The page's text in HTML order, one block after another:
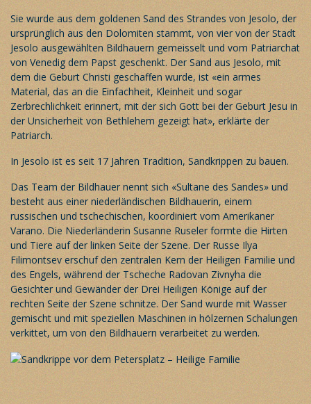
Sie wurde aus dem goldenen Sand des Strandes von Jesolo, der
ursprünglich aus den Dolomiten stammt, von vier von der Stadt
Jesolo ausgewählten Bildhauern gemeisselt und vom Patriarchat
von Venedig dem Papst geschenkt. Der Sand aus Jesolo, mit
dem die Geburt Christi geschaffen wurde, ist «ein armes
Material, das an die Einfachheit, Kleinheit und sogar
Zerbrechlichkeit erinnert, mit der sich Gott bei der Geburt Jesu in
der Unsicherheit von Bethlehem gezeigt hat», erklärte der
Patriarch.
In Jesolo ist es seit 17 Jahren Tradition, Sandkrippen zu bauen.
Das Team der Bildhauer nennt sich «Sultane des Sandes» und
besteht aus einer niederländischen Bildhauerin, einem
russischen und tschechischen, koordiniert vom Amerikaner
Varano. Die Niederländerin Susanne Ruseler formte die Hirten
und Tiere auf der linken Seite der Szene. Der Russe Ilya
Filimontsev erschuf den zentralen Kern der Heiligen Familie und
des Engels, während der Tscheche Radovan Zivnyha die
Gesichter und Gewänder der Drei Heiligen Könige auf der
rechten Seite der Szene schnitze. Der Sand wurde mit Wasser
gemischt und mit speziellen Maschinen in hölzernen Schalungen
verkittet, um von den Bildhauern verarbeitet zu werden.